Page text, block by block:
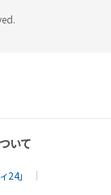
いて
24」